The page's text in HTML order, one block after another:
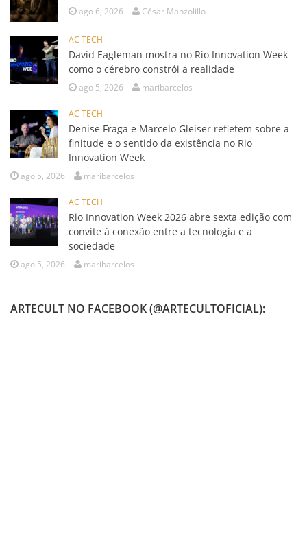
ago 6, 2026 César Manzolillo
AC TECH
David Eagleman mostra no Rio Innovation Week
como o cérebro constrói a realidade
ago 5, 2026 maribarcelos
AC TECH
Denise Fraga e Marcelo Gleiser refletem sobre a
finitude e o sentido da existência no Rio
Innovation Week
ago 5, 2026 maribarcelos
AC TECH
Rio Innovation Week 2026 abre sexta edição com
convite à conexão entre a tecnologia e a
sociedade
ago 5, 2026 maribarcelos
ARTECULT NO FACEBOOK (@ARTECULTOFICIAL):